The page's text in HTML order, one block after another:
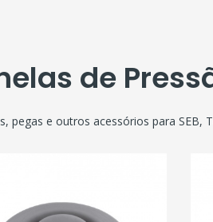
de
pegas e outros acessórios para SEB,